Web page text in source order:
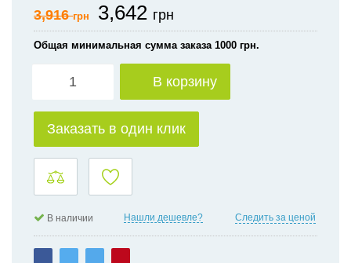
3,916грн 3,642 грн
Общая минимальная сумма заказа 1000 грн.
В корзину
Заказать в один клик
В наличии Нашли дешевле? Следить за ценой